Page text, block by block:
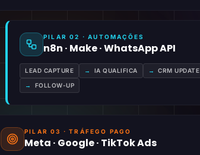
PILAR 02 · AUTOMAÇÕES
n8n · Make · WhatsApp API
LEAD CAPTURE → IA QUALIFICA → CRM UPDATE
→ FOLLOW-UP
PILAR 03 · TRÁFEGO PAGO
Meta · Google · TikTok Ads